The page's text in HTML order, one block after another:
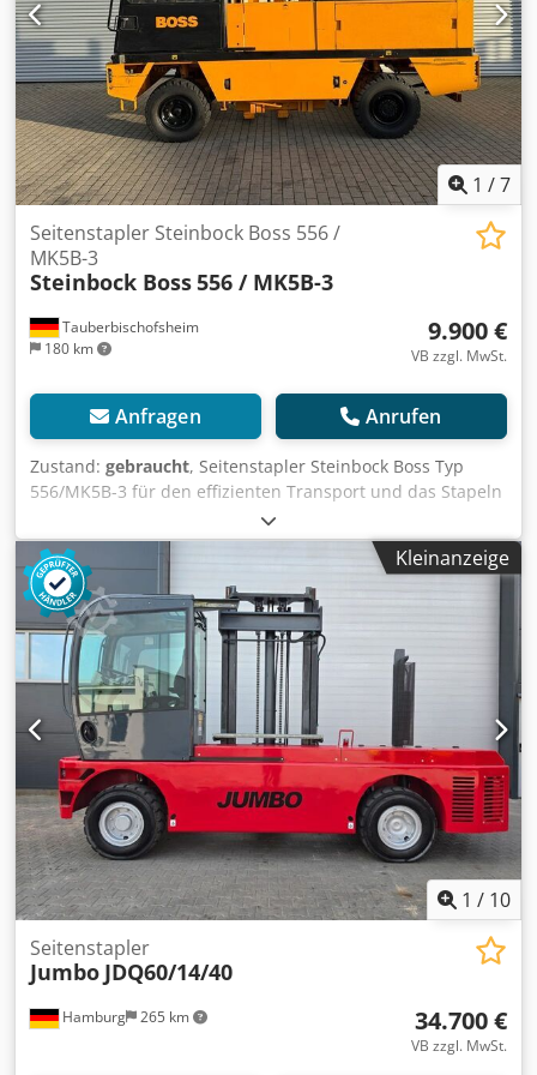
2.030 x 2.820 mm Durchfahrtshöhe: 2.850 mm
Leergewicht: 6.800 kg AUSSTATTUNG Freihub
Arbeitsscheinwerfer Vollkabine Dokumentation CE-
Kennzeichnung Csdpozrmrnsfx Af Dorf
1 /7
Tauberbischofsheim
180 km
Seitenstapler Steinbock Boss 556 /
MK5B-3
Steinbock Boss556 / MK5B-3
9.900 €
VB zzgl. MwSt.
Anfragen Anrufen
Zustand: gebraucht, Seitenstapler Steinbock Boss Typ
556/MK5B-3 für den effizienten Transport und das Stapeln
von Langgut, Paletten und Holzwerkstoffen in engen Lager-
und Produktionsbereichen. Die robuste Bauweise
ermöglicht sicheres Handling auch bei schweren Lasten.
Ideal für Sägewerke, Holzhandel und industrielle
Fertigung. Technische Daten: - Tragkraft: 5.000 kg -
Hubhöhe: 3.300 mm - Lastschwerpunkt: 600 mm - Motor:
Diesel - Gabellänge: 1.200 mm Crjdpfx Aezr U T Tof Djf -
Lenkung: hydraulisch - Betriebsstunden: ca. 2003
Kleinanzeige
1 / 10
Hamburg 265 km
Seitenstapler
Jumbo JDQ60/14/40
34.700 €
VB zzgl. MwSt.